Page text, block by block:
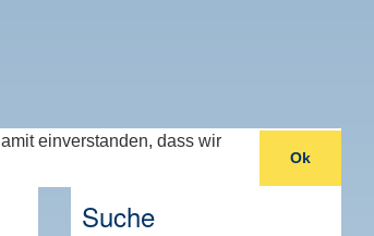
einverstanden, dass wir
Ok
Suche